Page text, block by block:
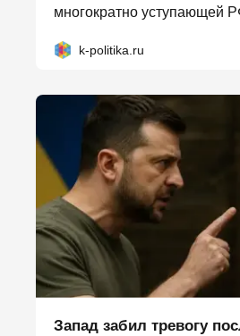
многократно уступающей
k-politika.ru
Запад забил тревогу